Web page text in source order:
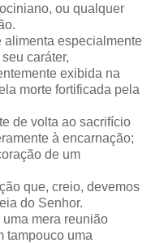
ou qualquer
especialmente
caráter,
exibida na
morte fortificada pela
de volta ao sacrifício
à encarnação;
de um
que, creio, devemos
do Senhor.
mera reunião
tampouco uma